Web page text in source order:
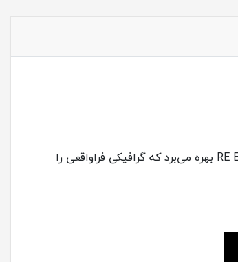
بازی Resident Evil Village، نسل جدید بازی‌های ترس و بقا است. هشتمین عنوان رسمی در سری Resident Evil از موتور تقویت شده RE Engine بهره می‌برد که گرافیکی فراواقعی را